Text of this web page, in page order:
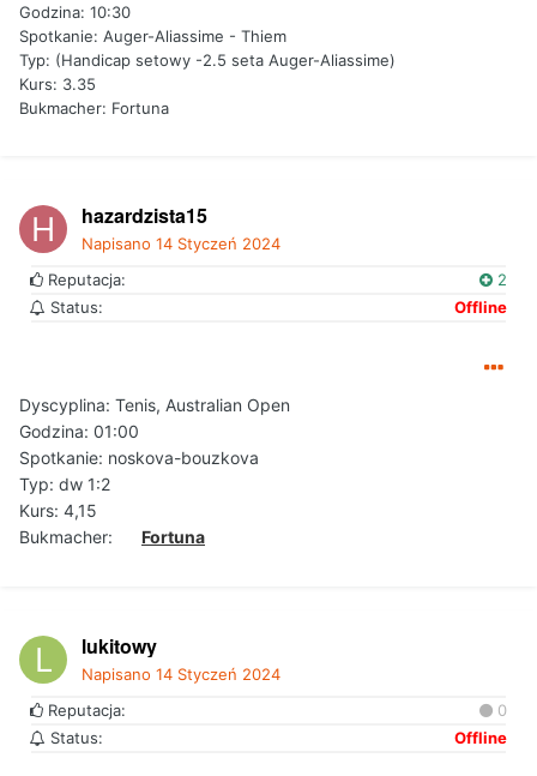
Godzina: 10:30
Spotkanie: Auger-Aliassime - Thiem
Typ: (Handicap setowy -2.5 seta Auger-Aliassime)
Kurs: 3.35
Bukmacher: Fortuna
hazardzista15
Napisano 14 Styczeń 2024
Reputacja:
2
Status:
Offline
Dyscyplina: Tenis, Australian Open
Godzina: 01:00
Spotkanie: noskova-bouzkova
Typ: dw 1:2
Kurs: 4,15
Bukmacher:
Fortuna
lukitowy
Napisano 14 Styczeń 2024
Reputacja:
0
Status:
Offline